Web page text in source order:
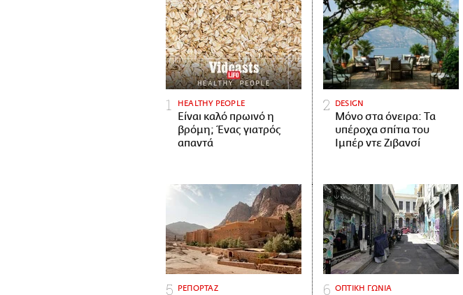
HEALTHY PEOPLE
Είναι καλό πρωινό η
βρόμη; Ένας γιατρός
απαντά
DESIGN
Μόνο στα όνειρα: Τα
υπέροχα σπίτια του
Ιμπέρ ντε Ζιβανσί
ΡΕΠΟΡΤΑΖ ΟΠΤΙΚΗ ΓΩΝΙΑ